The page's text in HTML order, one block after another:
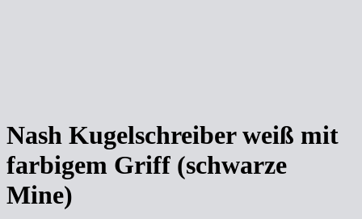
Nash Kugelschreiber weiß mit
farbigem Griff (schwarze
Mine)